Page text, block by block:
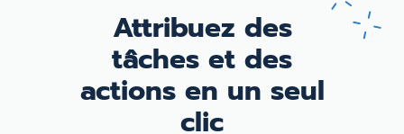
Attribuez des
tâches et des
actions en un seul
clic